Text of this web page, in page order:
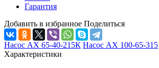
Гарантия
Добавить в избранное Поделиться
Насос АХ 65-40-215К Насос АХ 100-65-315
Характеристики